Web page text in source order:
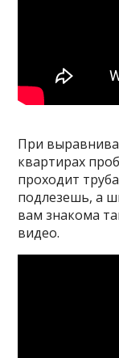
При
квартирах
проходит
подлезешь, а
вам знакома
видео.